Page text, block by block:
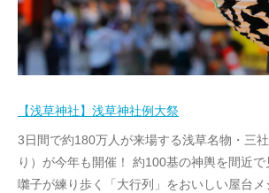
【浅草神社】浅草神社例大祭
3日間で約180万人が来場する浅草名物・三
り）が今年も開催！ 約100基の神輿を間近
囃子が練り歩く「大行列」をおいしい屋台